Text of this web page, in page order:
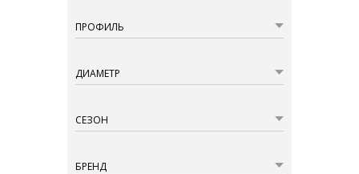
ПРОФИЛЬ
ДИАМЕТР
СЕЗОН
БРЕНД